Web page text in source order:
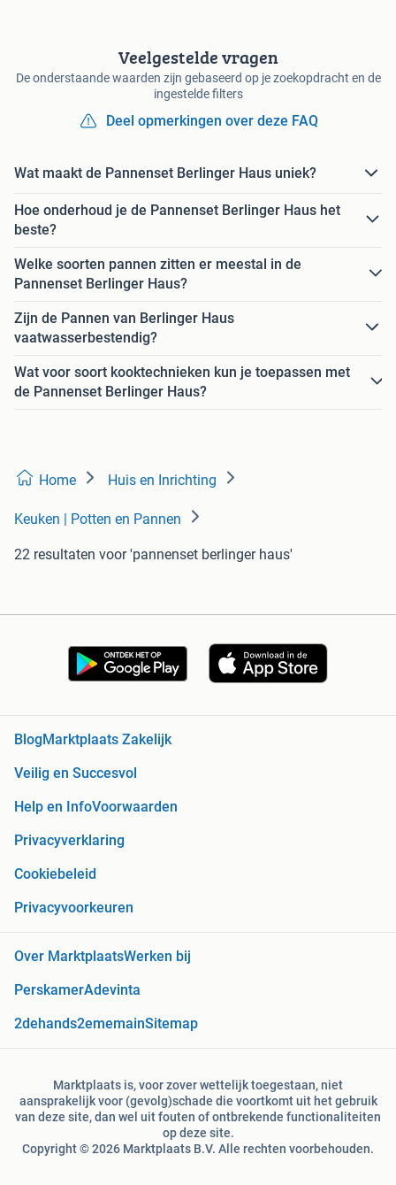
Veelgestelde vragen
De onderstaande waarden zijn gebaseerd op je zoekopdracht en de
ingestelde filters
Deel opmerkingen over deze FAQ
Wat maakt de Pannenset Berlinger Haus uniek?
Hoe onderhoud je de Pannenset Berlinger Haus het
beste?
Welke soorten pannen zitten er meestal in de
Pannenset Berlinger Haus?
Zijn de Pannen van Berlinger Haus
vaatwasserbestendig?
Wat voor soort kooktechnieken kun je toepassen met
de Pannenset Berlinger Haus?
Home Huis en Inrichting
Keuken | Potten en Pannen
22 resultaten voor 'pannenset berlinger haus'
BlogMarktplaats Zakelijk
Veilig en Succesvol
Help en InfoVoorwaarden
Privacyverklaring
Cookiebeleid
Privacyvoorkeuren
Over MarktplaatsWerken bij
PerskamerAdevinta
2dehands2ememainSitemap
Marktplaats is, voor zover wettelijk toegestaan, niet
aansprakelijk voor (gevolg)schade die voortkomt uit het gebruik
van deze site, dan wel uit fouten of ontbrekende functionaliteiten
op deze site.
Copyright © 2026 Marktplaats B.V. Alle rechten voorbehouden.